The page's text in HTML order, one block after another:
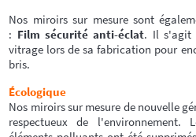
Nos miroirs sur mesure sont
: Film sécurité anti-éclat. Il s'agit
vitrage lors de sa fabrication pour
bris.
Écologique
Nos miroirs sur mesure de nouvelle
respectueux de